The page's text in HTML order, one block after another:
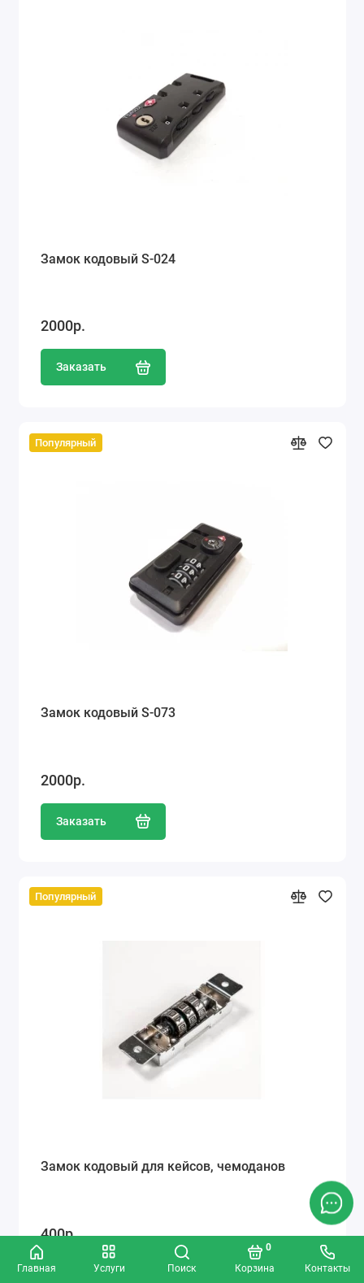
Главная Услуги Поиск Корзина
0
Контакты
Замок кодовый S-024
2000р.
Заказать
Популярный
Замок кодовый S-073
2000р.
Заказать
Популярный
Замок кодовый для кейсов, чемоданов
400р.
Заказать